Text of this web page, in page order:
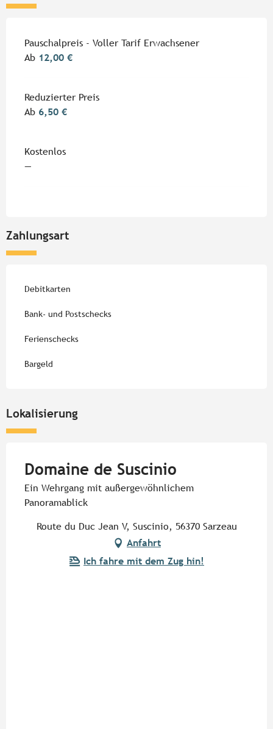
Preise 2026
Pauschalpreis - Voller Tarif Erwachsener
Ab 12,00 €
Reduzierter Preis
Ab 6,50 €
Kostenlos
—
Zahlungsart
Debitkarten
Bank- und Postschecks
Ferienschecks
Bargeld
Lokalisierung
Domaine de Suscinio
Ein Wehrgang mit außergewöhnlichem
Panoramablick
Route du Duc Jean V, Suscinio, 56370 Sarzeau
Anfahrt
Ich fahre mit dem Zug hin!